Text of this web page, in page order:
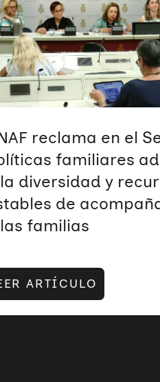
reclama en el
familiares
diversidad y
de
familias
ARTÍCULO